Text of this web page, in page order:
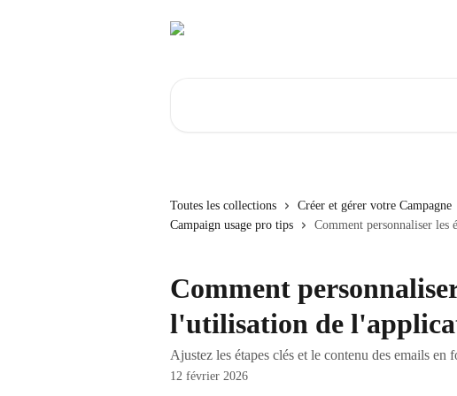
Toutes les collections Créer et gérer votre Campagne
Campaign usage pro tips
Comment personnaliser
Comment
l'utilisation de
Ajustez les étapes clés et le contenu des emails en
12 février 2026